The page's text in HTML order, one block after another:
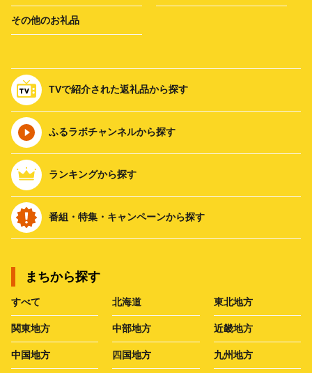
その他のお礼品
TVで紹介された返礼品から探す
ふるラボチャンネルから探す
ランキングから探す
番組・特集・キャンペーンから探す
まちから探す
すべて 北海道 東北地方
関東地方 中部地方 近畿地方
中国地方 四国地方 九州地方